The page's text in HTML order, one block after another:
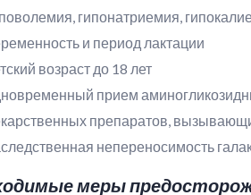
гипонатриемия,
и период лактации
возраст до 18 лет
прием
препаратов,
непереносимость
меры